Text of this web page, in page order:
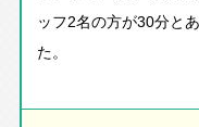
ッフ2名の方が30分と
た。